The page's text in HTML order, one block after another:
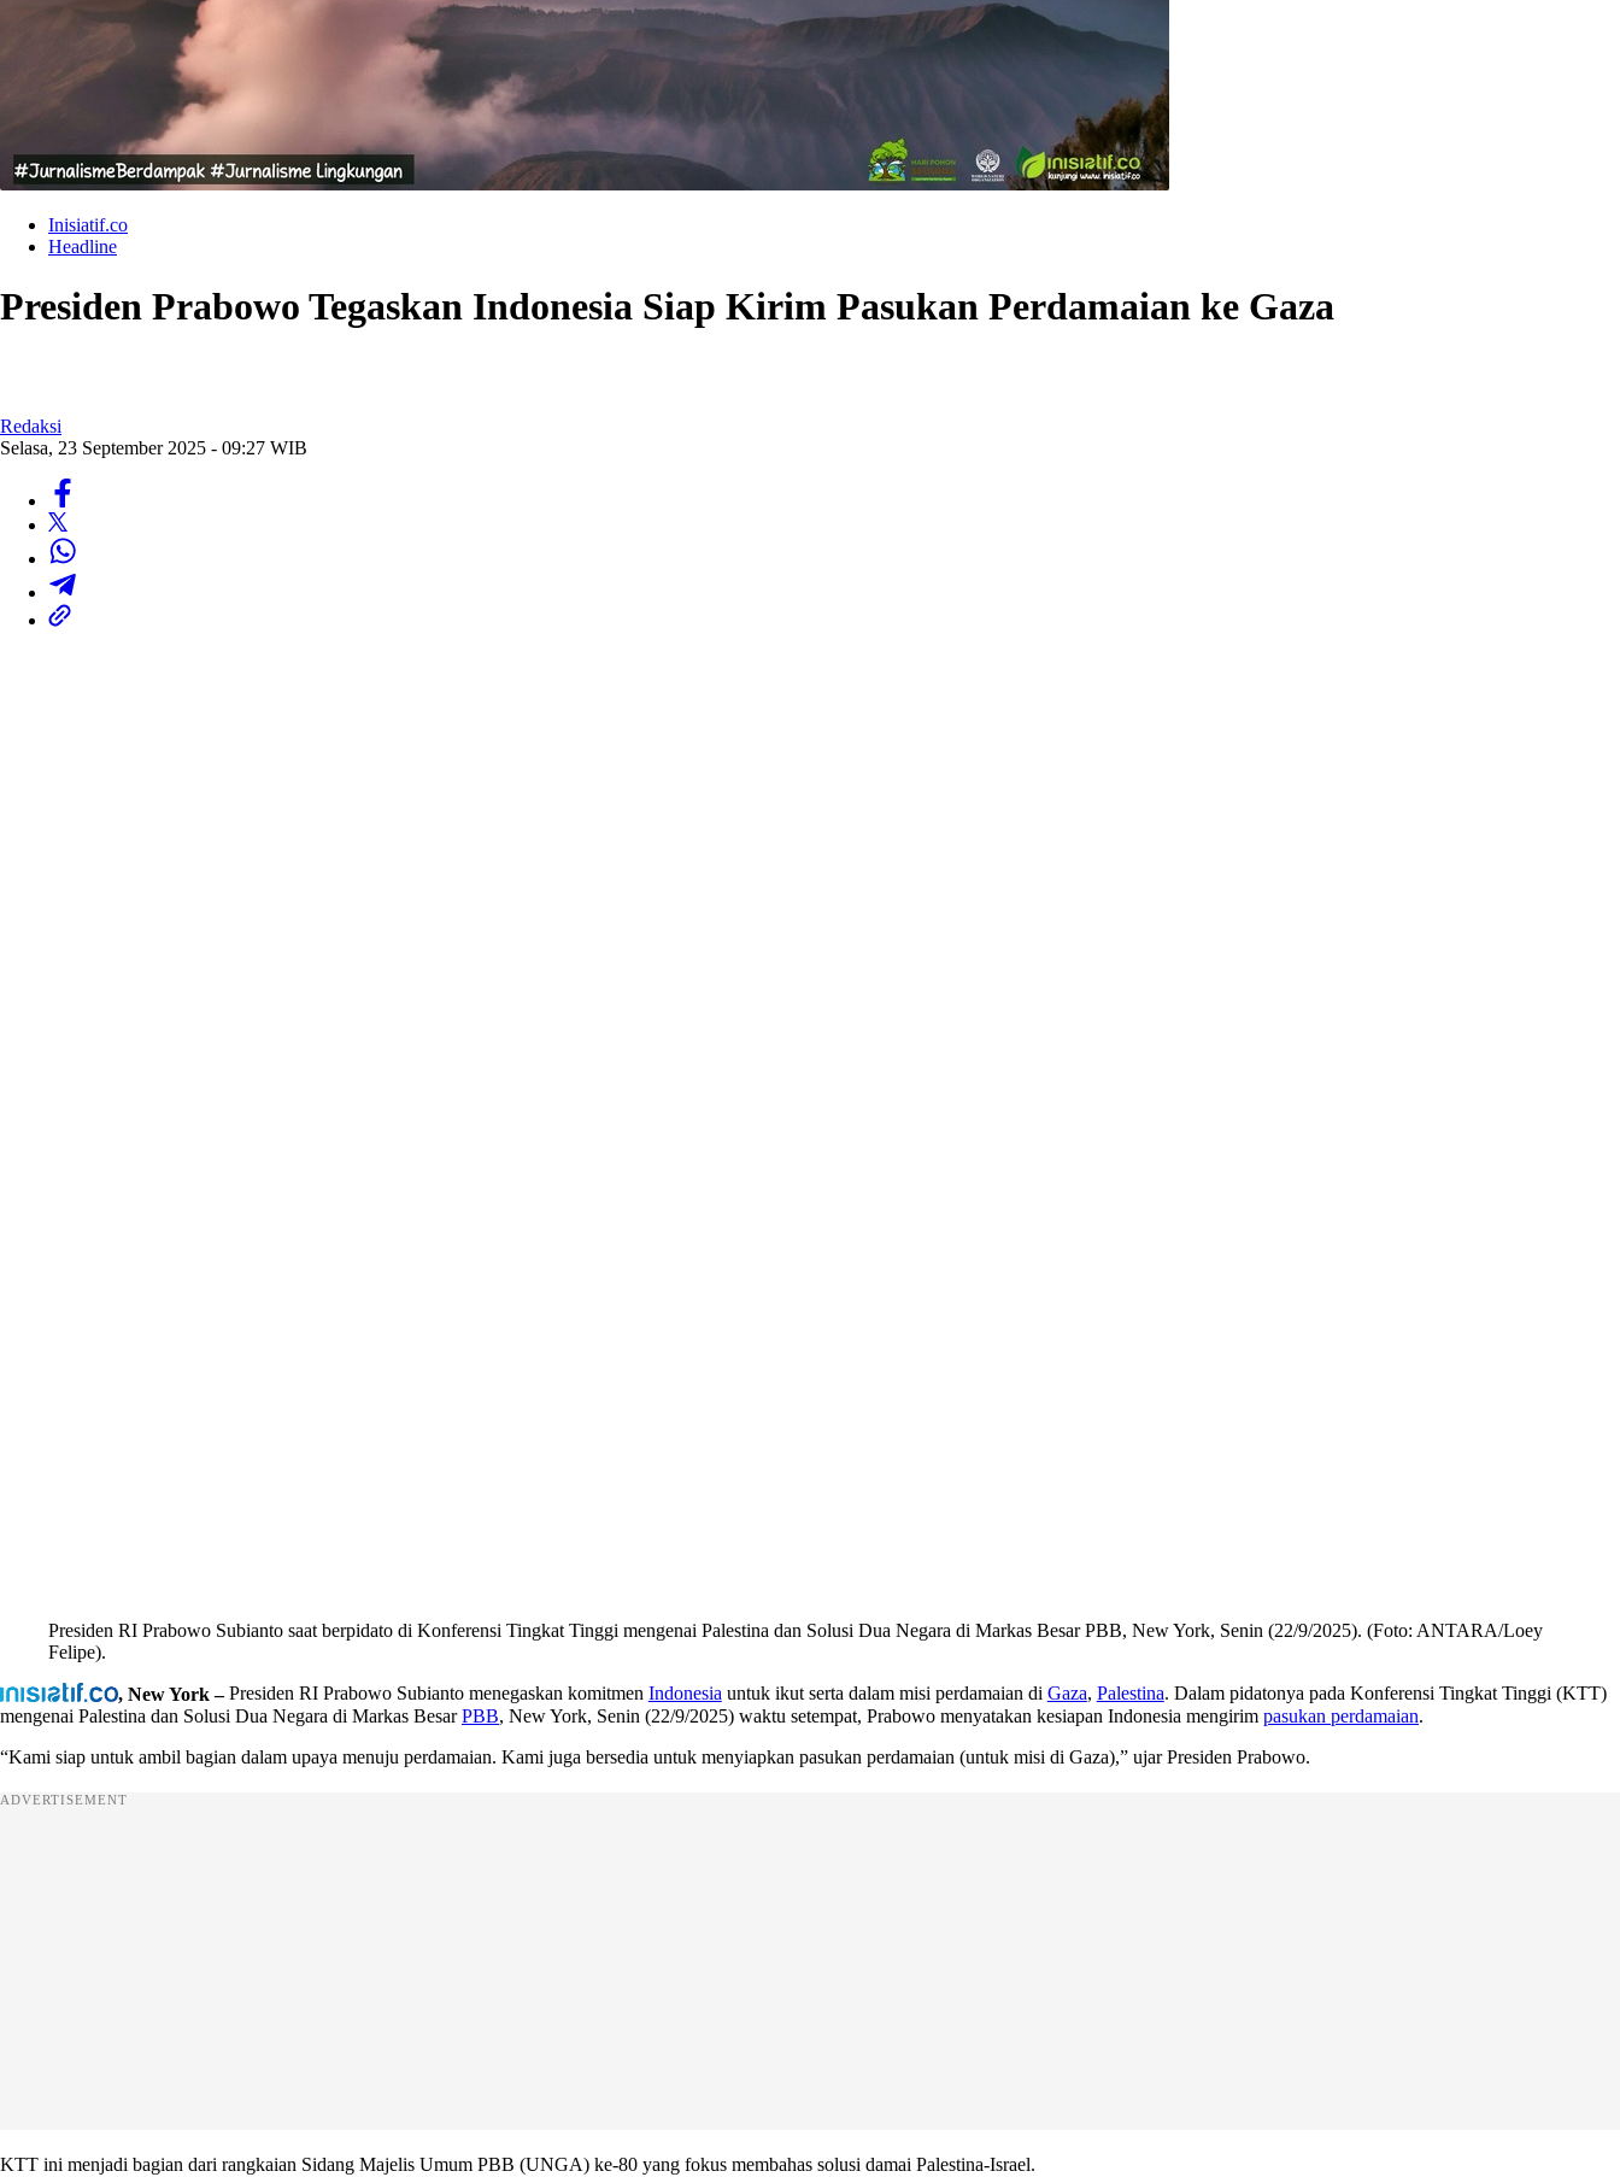
Inisiatif.co
Headline
Presiden Prabowo Tegaskan Indonesia Siap Kirim Pasukan Perdamaian ke Gaza
Redaksi
Selasa, 23 September 2025 - 09:27 WIB
Presiden RI Prabowo Subianto saat berpidato di Konferensi Tingkat Tinggi mengenai Palestina dan Solusi Dua Negara di Markas Besar PBB, New York, Senin (22/9/2025). (Foto: ANTARA/Loey
Felipe).
, New York –Presiden RI Prabowo Subianto menegaskan komitmen Indonesiauntuk ikut serta dalam misi perdamaian di Gaza, Palestina. Dalam pidatonya pada Konferensi Tingkat Tinggi (KTT)
mengenai Palestina dan Solusi Dua Negara di Markas BesarPBB, New York, Senin (22/9/2025) waktu setempat, Prabowo menyatakan kesiapan Indonesia mengirim pasukan perdamaian.
“Kami siap untuk ambil bagian dalam upaya menuju perdamaian. Kami juga bersedia untuk menyiapkan pasukan perdamaian (untuk misi di Gaza),” ujar Presiden Prabowo.
ADVERTISEMENT
KTT ini menjadi bagian dari rangkaian Sidang Majelis Umum PBB (UNGA) ke-80 yang fokus membahas solusi damai Palestina-Israel.